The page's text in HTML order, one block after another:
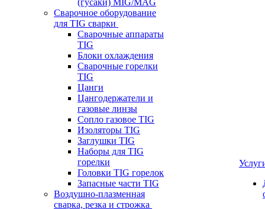
(гусаки) MIG/MAG
Сварочное оборудование
для TIG сварки
Сварочные аппараты
TIG
Блоки охлаждения
Сварочные горелки
TIG
Цанги
Цангодержатели и
газовые линзы
Сопло газовое TIG
Изоляторы TIG
Заглушки TIG
Наборы для TIG
горелки
Головки TIG горелок
Запасные части TIG
Воздушно-плазменная
сварка, резка и строжка